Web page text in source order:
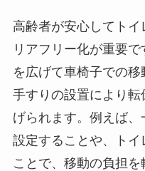
高齢者が安心してト
リアフリー化が重要
を広げて車椅子での移
手すりの設置により
げられます。例えば、
設定することや、ト
ことで、移動の負担